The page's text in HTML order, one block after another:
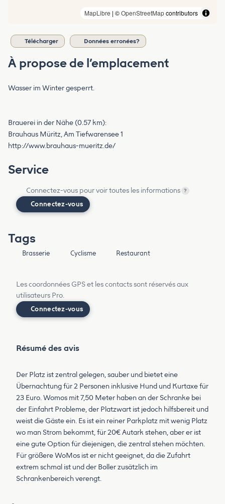
MapLibre | ©OpenStreetMapcontributors
Télécharger Données erronées?
À propose de l’emplacement
Wasser im Winter gesperrt.
Brauerei in der Nähe (0.57 km):
Brauhaus Müritz, Am Tiefwarensee 1
http://www.brauhaus-mueritz.de/
Service
Connectez-vous pour voir toutes les informations ?
Connectez-vous
Tags
Brasserie Cyclisme Restaurant
Les coordonnées GPS et les contacts sont réservés aux
utilisateurs Pro.
Connectez-vous
Résumé des avis
Der Platz ist zentral gelegen, sauber und bietet eine
Übernachtung für 2 Personen inklusive Hund und Kurtaxe für
23 Euro. Womos mit 7,50 Meter haben an der Schranke bei
der Einfahrt Probleme, der Platzwart ist jedoch hilfsbereit und
weist die Gäste ein. Es ist ein reiner Parkplatz mit wenig Platz
wo man Strom bekommt, für 20€ Autark stehen, aber er ist
eine gute Option für diejenigen, die zentral stehen möchten.
Für größere WoMos ist er nicht geeignet, da die Zufahrt
extrem schmal ist und der Boller zusätzlich im
Schrankenbereich verengt.